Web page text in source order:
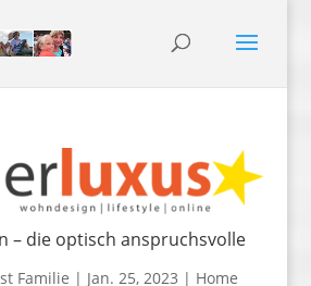
– die optisch anspruchsvolle
Familie | Jan. 25, 2023 | Home